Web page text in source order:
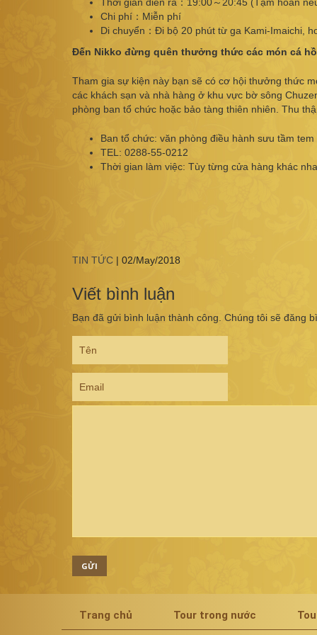
Chi phí：Miễn phí
Di chuyển：Đi bộ 20 phút từ ga Kami-Imaichi,
Đến Nikko đừng quên thưởng thức các món cá
Tham gia sự kiện này bạn sẽ có cơ hội thưởng thức
các khách sạn và nhà hàng ở khu vực bờ sông
phòng ban tổ chức hoặc bảo tàng thiên nhiên. Thu
Ban tổ chức: văn phòng điều hành sưu tầm
TEL: 0288-55-0212
Thời gian làm việc: Tùy từng cửa hàng khác
TIN TỨC | 02/May/2018
Viết bình luận
Bạn đã gửi bình luận thành công. Chúng tôi sẽ đăng
GỬI
Trang chủ Tour trong nước